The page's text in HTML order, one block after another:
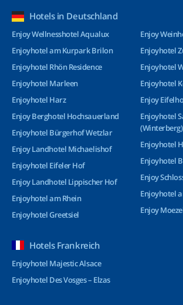
Hotels in Deutschland
Enjoy Wellnesshotel Aqualux
Enjoyhotel am Kurpark Brilon
Enjoyhotel Rhön Residence
Enjoyhotel Marleen
Enjoyhotel Harz
Enjoy Berghotel Hochsauerland
Enjoyhotel Bürgerhof Wetzlar
Enjoy Landhotel Michaelishof
Enjoyhotel Eifeler Hof
Enjoy Landhotel Lippischer Hof
Enjoyhotel am Rhein
Enjoyhotel Greetsiel
Enjoy
Enjoyhotel
Enjoyhotel
Enjoyhotel
Enjoy
Enjoyhotel
(Winterberg)
Enjoyhotel
Enjoyhotel
Enjoy
Enjoyhotel
Enjoy
Hotels Frankreich
Enjoyhotel Majestic Alsace
Enjoyhotel Des Vosges – Elzas